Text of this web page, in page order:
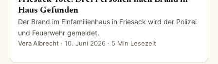
Haus Gefunden
Der Brand im Einfamilienhaus in Friesack wird der Polizei
und Feuerwehr gemeldet.
Vera Albrecht · 10. Juni 2026 · 5 Min Lesezeit